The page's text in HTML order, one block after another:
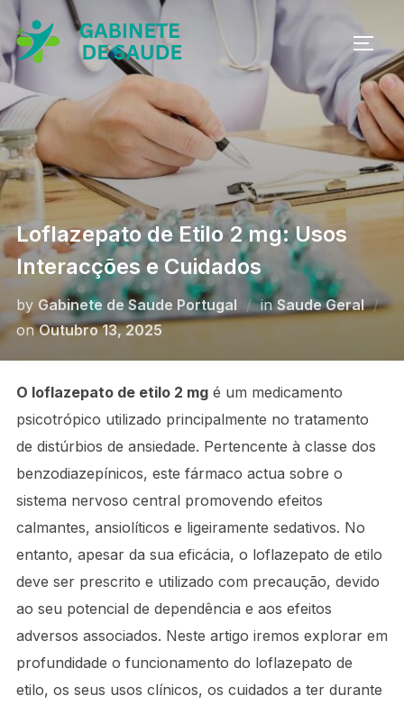
Skip
content
Loflazepato de Etilo 2 mg: Usos
Interacções e Cuidados
by Gabinete de Saude Portugal inSaude Geral
onPosted
Outubro 13, 2025
O loflazepato de etilo 2 mgé um medicamento
psicotrópico utilizado principalmente no tratamento
de distúrbios de ansiedade. Pertencente à classe dos
benzodiazepínicos, este fármaco actua sobre o
sistema nervoso central promovendo efeitos
calmantes, ansiolíticos e ligeiramente sedativos. No
entanto, apesar da sua eficácia, o loflazepato de etilo
deve ser prescrito e utilizado com precaução, devido
ao seu potencial de dependência e aos efeitos
adversos associados. Neste artigo iremos explorar em
profundidade o funcionamento do loflazepato de
etilo, os seus usos clínicos, os cuidados a ter durante